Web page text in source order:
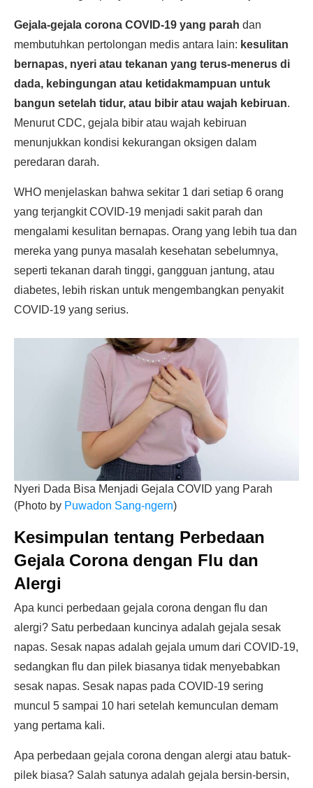
Gejala-gejala corona COVID-19 yang parah dan
membutuhkan pertolongan medis antara lain: kesulitan
bernapas, nyeri atau tekanan yang terus-menerus di
dada, kebingungan atau ketidakmampuan untuk
bangun setelah tidur, atau bibir atau wajah kebiruan.
Menurut CDC, gejala bibir atau wajah kebiruan
menunjukkan kondisi kekurangan oksigen dalam
peredaran darah.
WHO menjelaskan bahwa sekitar 1 dari setiap 6 orang
yang terjangkit COVID-19 menjadi sakit parah dan
mengalami kesulitan bernapas. Orang yang lebih tua dan
mereka yang punya masalah kesehatan sebelumnya,
seperti tekanan darah tinggi, gangguan jantung, atau
diabetes, lebih riskan untuk mengembangkan penyakit
COVID-19 yang serius.
Nyeri Dada Bisa Menjadi Gejala COVID yang Parah
(Photo by Puwadon Sang-ngern)
Kesimpulan tentang Perbedaan
Gejala Corona dengan Flu dan
Alergi
Apa kunci perbedaan gejala corona dengan flu dan
alergi? Satu perbedaan kuncinya adalah gejala sesak
napas. Sesak napas adalah gejala umum dari COVID-19,
sedangkan flu dan pilek biasanya tidak menyebabkan
sesak napas. Sesak napas pada COVID-19 sering
muncul 5 sampai 10 hari setelah kemunculan demam
yang pertama kali.
Apa perbedaan gejala corona dengan alergi atau batuk-
pilek biasa? Salah satunya adalah gejala bersin-bersin,